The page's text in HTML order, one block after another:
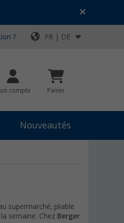
? FR | DE
compte Panier
Nouveautés
supermarché, pliable
semaine. Chez Berger